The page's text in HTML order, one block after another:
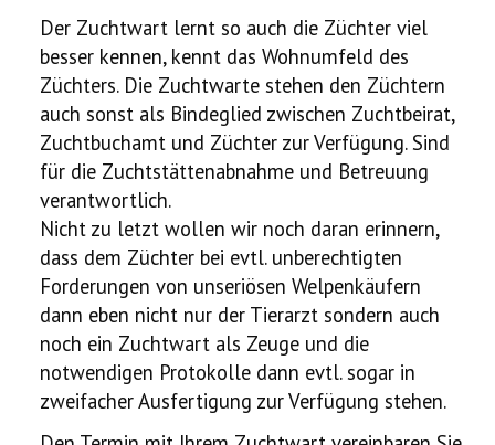
Der Zuchtwart lernt so auch die Züchter viel
besser kennen, kennt das Wohnumfeld des
Züchters. Die Zuchtwarte stehen den Züchtern
auch sonst als Bindeglied zwischen Zuchtbeirat,
Zuchtbuchamt und Züchter zur Verfügung. Sind
für die Zuchtstättenabnahme und Betreuung
verantwortlich.
Nicht zu letzt wollen wir noch daran erinnern,
dass dem Züchter bei evtl. unberechtigten
Forderungen von unseriösen Welpenkäufern
dann eben nicht nur der Tierarzt sondern auch
noch ein Zuchtwart als Zeuge und die
notwendigen Protokolle dann evtl. sogar in
zweifacher Ausfertigung zur Verfügung stehen.